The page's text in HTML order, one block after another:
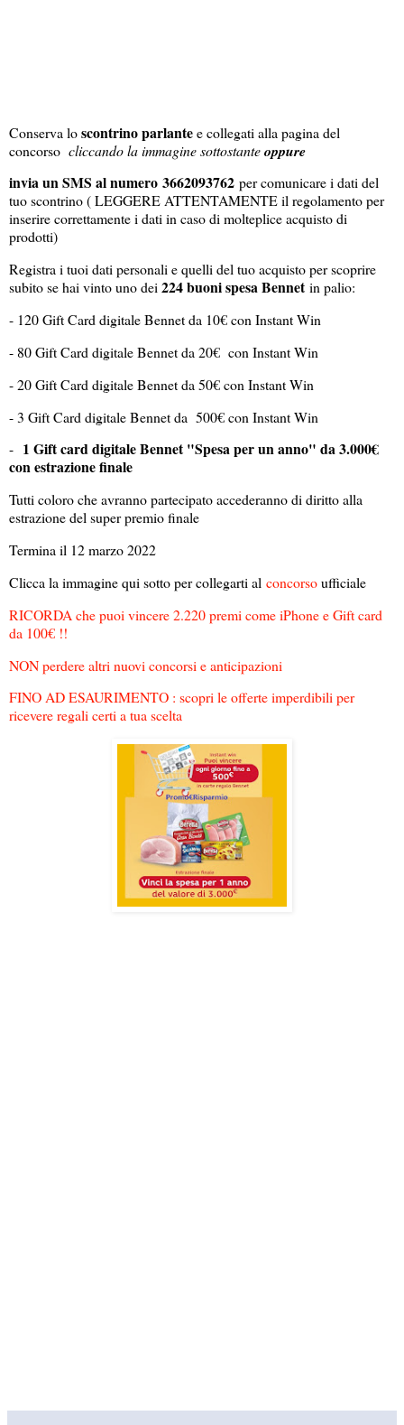
Conserva loscontrino parlantee collegati alla pagina del
concorso cliccando la immagine sottostanteoppure
invia un SMS al numero 3662093762 per comunicare i dati del
tuo scontrino ( LEGGERE ATTENTAMENTE il regolamento per
inserire correttamente i dati in caso di molteplice acquisto di
prodotti)
Registra i tuoi dati personali e quelli del tuo acquisto per scoprire
subito se hai vinto uno dei224 buoni spesa Bennet in palio:
- 120 Gift Card digitale Bennet da 10€ con Instant Win
- 80 Gift Card digitale Bennet da 20€ con Instant Win
- 20 Gift Card digitale Bennet da 50€ con Instant Win
- 3 Gift Card digitale Bennet da 500€ con Instant Win
- 1 Gift card digitale Bennet "Spesa per un anno" da 3.000€
con estrazione finale
Tutti coloro che avranno partecipato accederanno di diritto alla
estrazione del super premio finale
Termina il 12 marzo 2022
Clicca la immagine qui sotto per collegarti al concorsoufficiale
RICORDA che puoi vincere 2.220 premi come iPhone e Gift card
da 100€ !!
NON perdere altri nuovi concorsi e anticipazioni
FINO AD ESAURIMENTO : scopri le offerte imperdibili per
ricevere regali certi a tua scelta